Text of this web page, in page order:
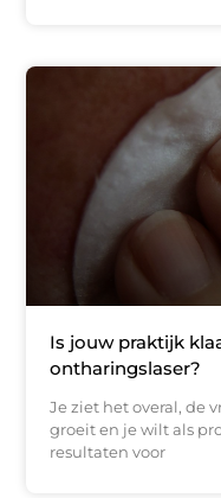
Is jouw praktijk
ontharingslaser?
Je ziet het overal, de
groeit en je wilt als
resultaten voor